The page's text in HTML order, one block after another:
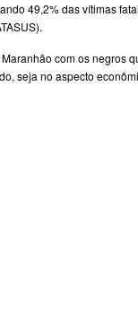
49,2% das vítimas
com os negros
seja no aspecto